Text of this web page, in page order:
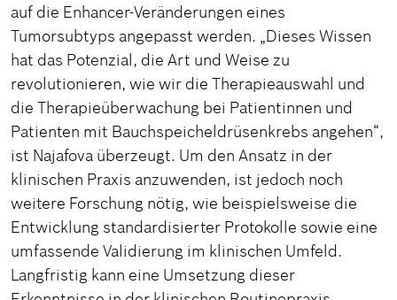
auf die Enhancer-Veränderungen eines
Tumorsubtyps angepasst werden. „Dieses Wissen
hat das Potenzial, die Art und Weise zu
revolutionieren, wie wir die Therapieauswahl und
die Therapieüberwachung bei Patientinnen und
Patienten mit Bauchspeicheldrüsenkrebs angehen“,
ist Najafova überzeugt. Um den Ansatz in der
klinischen Praxis anzuwenden, ist jedoch noch
weitere Forschung nötig, wie beispielsweise die
Entwicklung standardisierter Protokolle sowie eine
umfassende Validierung im klinischen Umfeld.
Langfristig kann eine Umsetzung dieser